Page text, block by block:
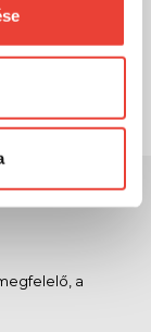
nem fogunk
a